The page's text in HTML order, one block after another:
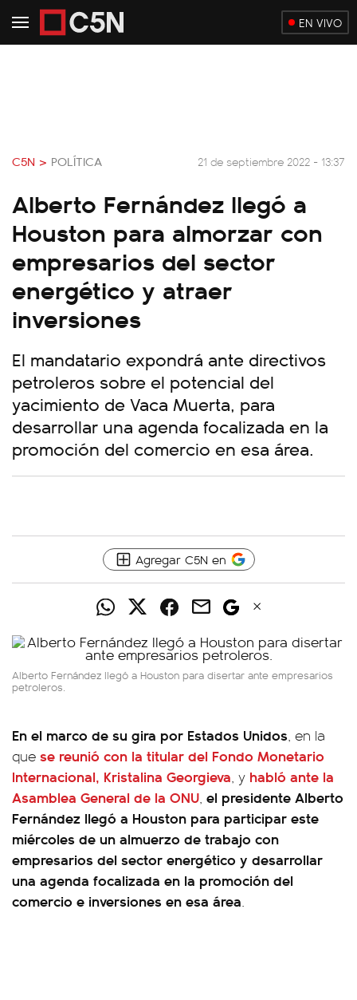
EN VIVO
C5N > POLÍTICA 21 de septiembre 2022 - 13:37
Alberto Fernández llegó a
Houston para almorzar con
empresarios del sector
energético y atraer
inversiones
El mandatario expondrá ante directivos
petroleros sobre el potencial del
yacimiento de Vaca Muerta, para
desarrollar una agenda focalizada en la
promoción del comercio en esa área.
Agregar C5N en
Alberto Fernández llegó a Houston para disertar ante empresarios
petroleros.
En el marco de su gira por Estados Unidos, en la
que se reunió con la titular del Fondo Monetario
Internacional, Kristalina Georgieva, y habló ante la
Asamblea General de la ONU, el presidente Alberto
Fernández llegó a Houston para participar este
miércoles de un almuerzo de trabajo con
empresarios del sector energético y desarrollar
una agenda focalizada en la promoción del
comercio e inversiones en esa área.